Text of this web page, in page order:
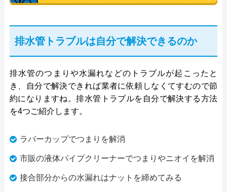
排水管トラブルは自分で解決できるのか
排水管のつまりや水漏れなどのトラブルが起こったと
き、自分で解決できれば業者に依頼しなくてすむので節
約になりますね。排水管トラブルを自分で解決する方法
を4つご紹介します。
ラバーカップでつまりを解消
市販の液体パイプクリーナーでつまりやニオイを解消
接合部分からの水漏れはナットを締めてみる